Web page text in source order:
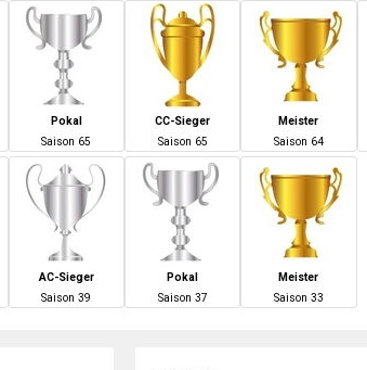
Pokal
Saison 65
CC-Sieger
Saison 65
Meister
Saison 64
AC-Sieger
Saison39
Pokal
Saison 37
Meister
Saison 33